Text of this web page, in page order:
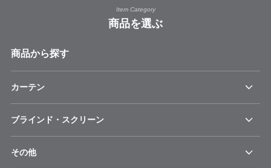
Item Category
商品を選ぶ
商品から探す
カーテン
ブラインド・スクリーン
その他